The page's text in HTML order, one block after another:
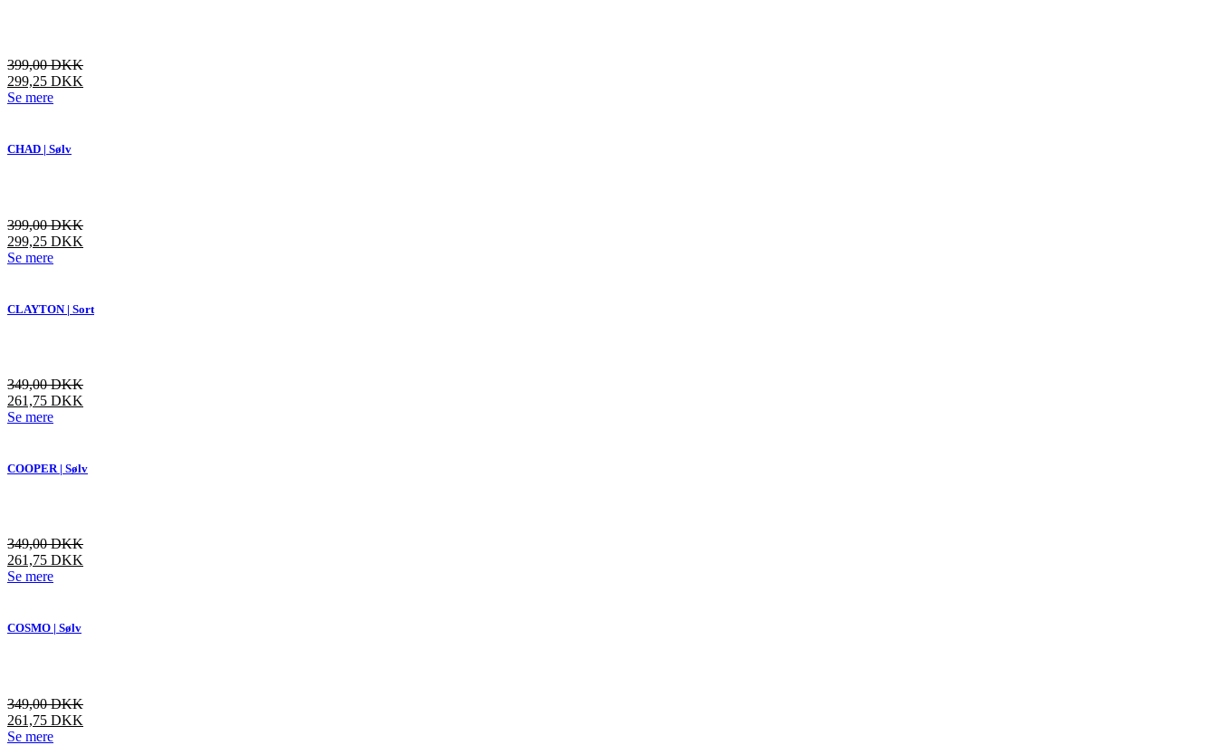
på
varesiden
399,00DKK
299,25 DKK
Se mereDette
flere
på
varesiden
CHAD | Sølv
399,00DKK
299,25 DKK
Se mereDette
flere
på
varesiden
CLAYTON | Sort
349,00DKK
261,75 DKK
Se mereDette
flere
på
varesiden
COOPER | Sølv
349,00DKK
261,75 DKK
Se mereDette
flere
på
varesiden
COSMO | Sølv
349,00DKK
261,75 DKK
Se mereDette